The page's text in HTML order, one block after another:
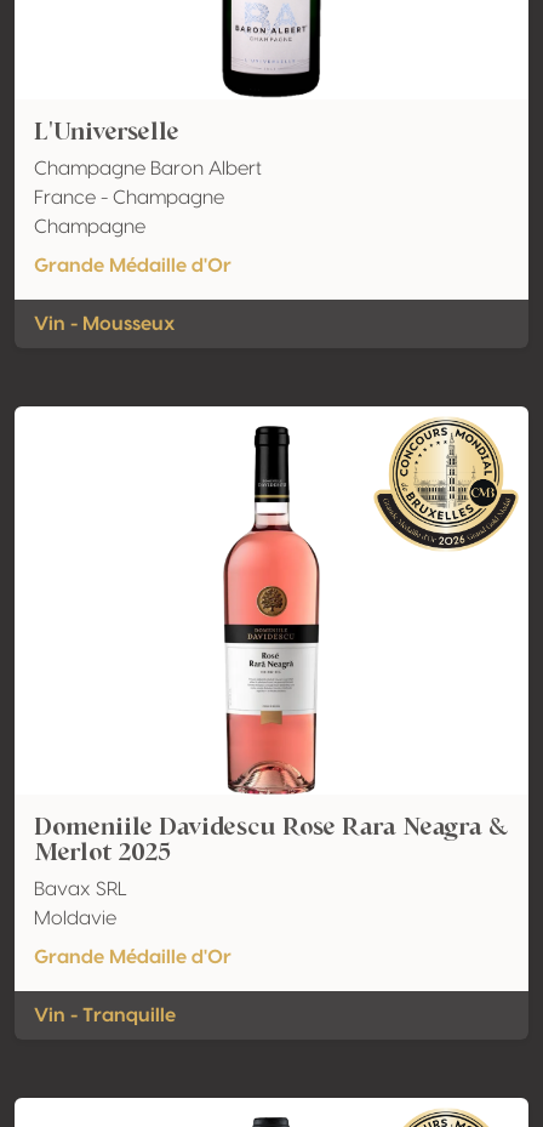
L'Universelle
Champagne Baron Albert
France - Champagne
Champagne
Grande Médaille d'Or
Vin - Mousseux
Domeniile Davidescu Rose Rara Neagra &
Merlot 2025
Bavax SRL
Moldavie
Grande Médaille d'Or
Vin - Tranquille